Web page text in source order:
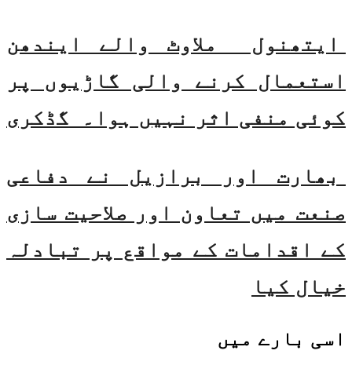
ایتھنول ملاوٹ والے ایندھن
استعمال کرنے والی گاڑیوں پر
کوئی منفی اثر نہیں ہوا۔ گڈکری
بھارت اور برازیل نے دفاعی
صنعت میں تعاون اور صلاحیت سازی
کے اقدامات کے مواقع پر تبادلہ
خیال کیا
اسی بارے میں